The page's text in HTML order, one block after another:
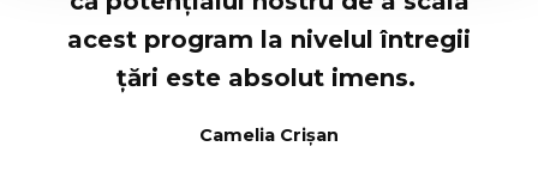
acest program la nivelul întregii
țări este absolut imens.
Camelia Crișan